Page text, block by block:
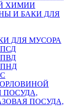
ХИМИИ
И БАКИ ДЛЯ
ДЛЯ МУСОРА
ПОСУДА,
ПОСУДА,